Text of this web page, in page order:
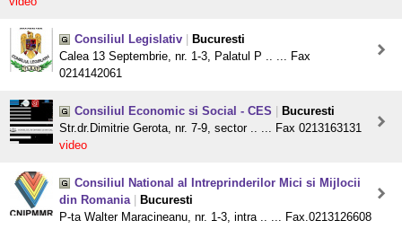
Consiliul Legislativ
Bucuresti
Calea 13 Septembrie, nr. 1-3, Palatul P .. ... Fax
0214142061
Consiliul Economic si Social - CES
Bucuresti
Str.dr.Dimitrie Gerota, nr. 7-9, sector .. ... Fax 0213163131
video
Consiliul National al Intreprinderilor Mici si Mijlocii
din Romania
Bucuresti
P-ta Walter Maracineanu, nr. 1-3, intra .. ... Fax.0213126608